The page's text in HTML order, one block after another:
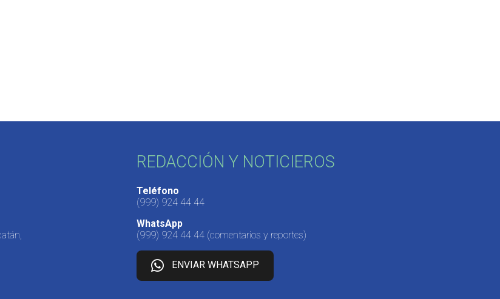
REDACCIÓN Y NOTICIEROS
Teléfono
(999) 924 44 44
WhatsApp
(999) 924 44 44 (comentarios y reportes)
ENVIAR WHATSAPP